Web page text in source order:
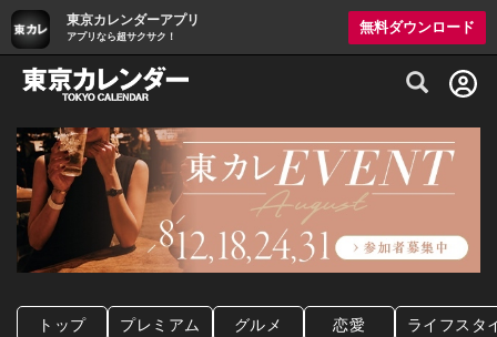
東京カレンダーアプリ
アプリなら超サクサク！
無料ダウンロード
グルメ情報・プレミアムレストラン予約
トップ プレミアム グルメ 恋愛 ライフスタ